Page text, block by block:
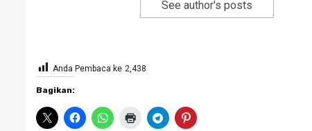
See author's posts
Anda Pembaca ke 2,438
Bagikan: